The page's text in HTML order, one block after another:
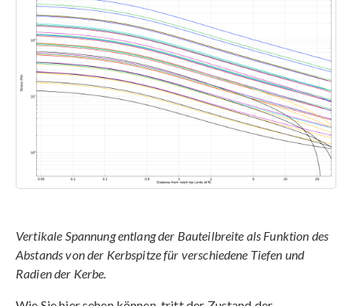
Vertikale Spannung entlang der Bauteilbreite als Funktion des
Abstands von der Kerbspitze für verschiedene Tiefen und
Radien der Kerbe.